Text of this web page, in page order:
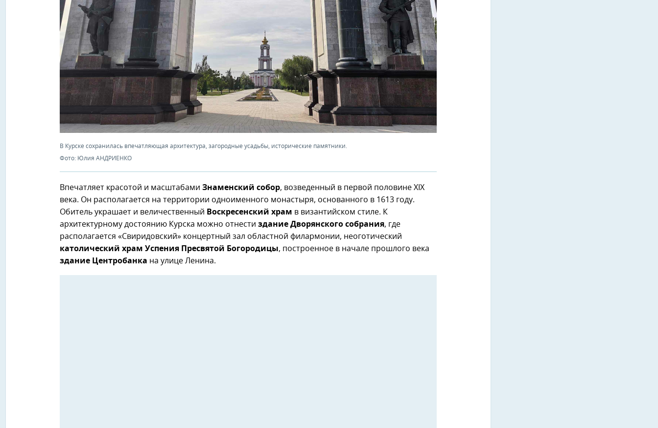
В Курске сохранилась впечатляющая архитектура, загородные усадьбы, исторические памятники.
Фото: Юлия АНДРИЕНКО
Впечатляет красотой и масштабами Знаменский собор, возведенный в первой половине XIX
века. Он располагается на территории одноименного монастыря, основанного в 1613 году.
Обитель украшает и величественный Воскресенский храм в византийском стиле. К
архитектурному достоянию Курска можно отнести здание Дворянского собрания, где
располагается «Свиридовский» концертный зал областной филармонии, неоготический
католический храм Успения Пресвятой Богородицы, построенное в начале прошлого века
здание Центробанка на улице Ленина.